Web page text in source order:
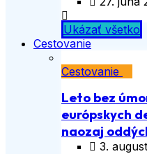
Ukázať všetko
Cestovanie
Cestovanie
Leto bez
európskych
naozaj
3.